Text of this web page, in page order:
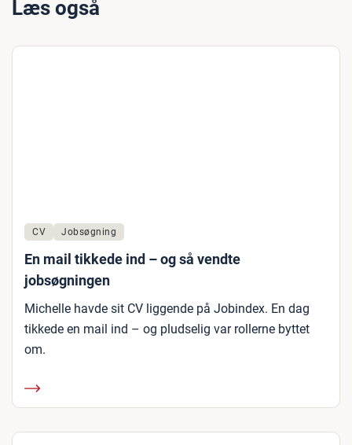
Læs også
CV Jobsøgning
En mail tikkede ind – og så vendte
jobsøgningen
Michelle havde sit CV liggende på Jobindex. En dag
tikkede en mail ind – og pludselig var rollerne byttet
om.